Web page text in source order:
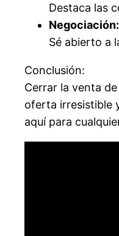
Destaca las
Negociación:
Sé abierto a
Conclusión:
Cerrar la venta
oferta irresistible
aquí para